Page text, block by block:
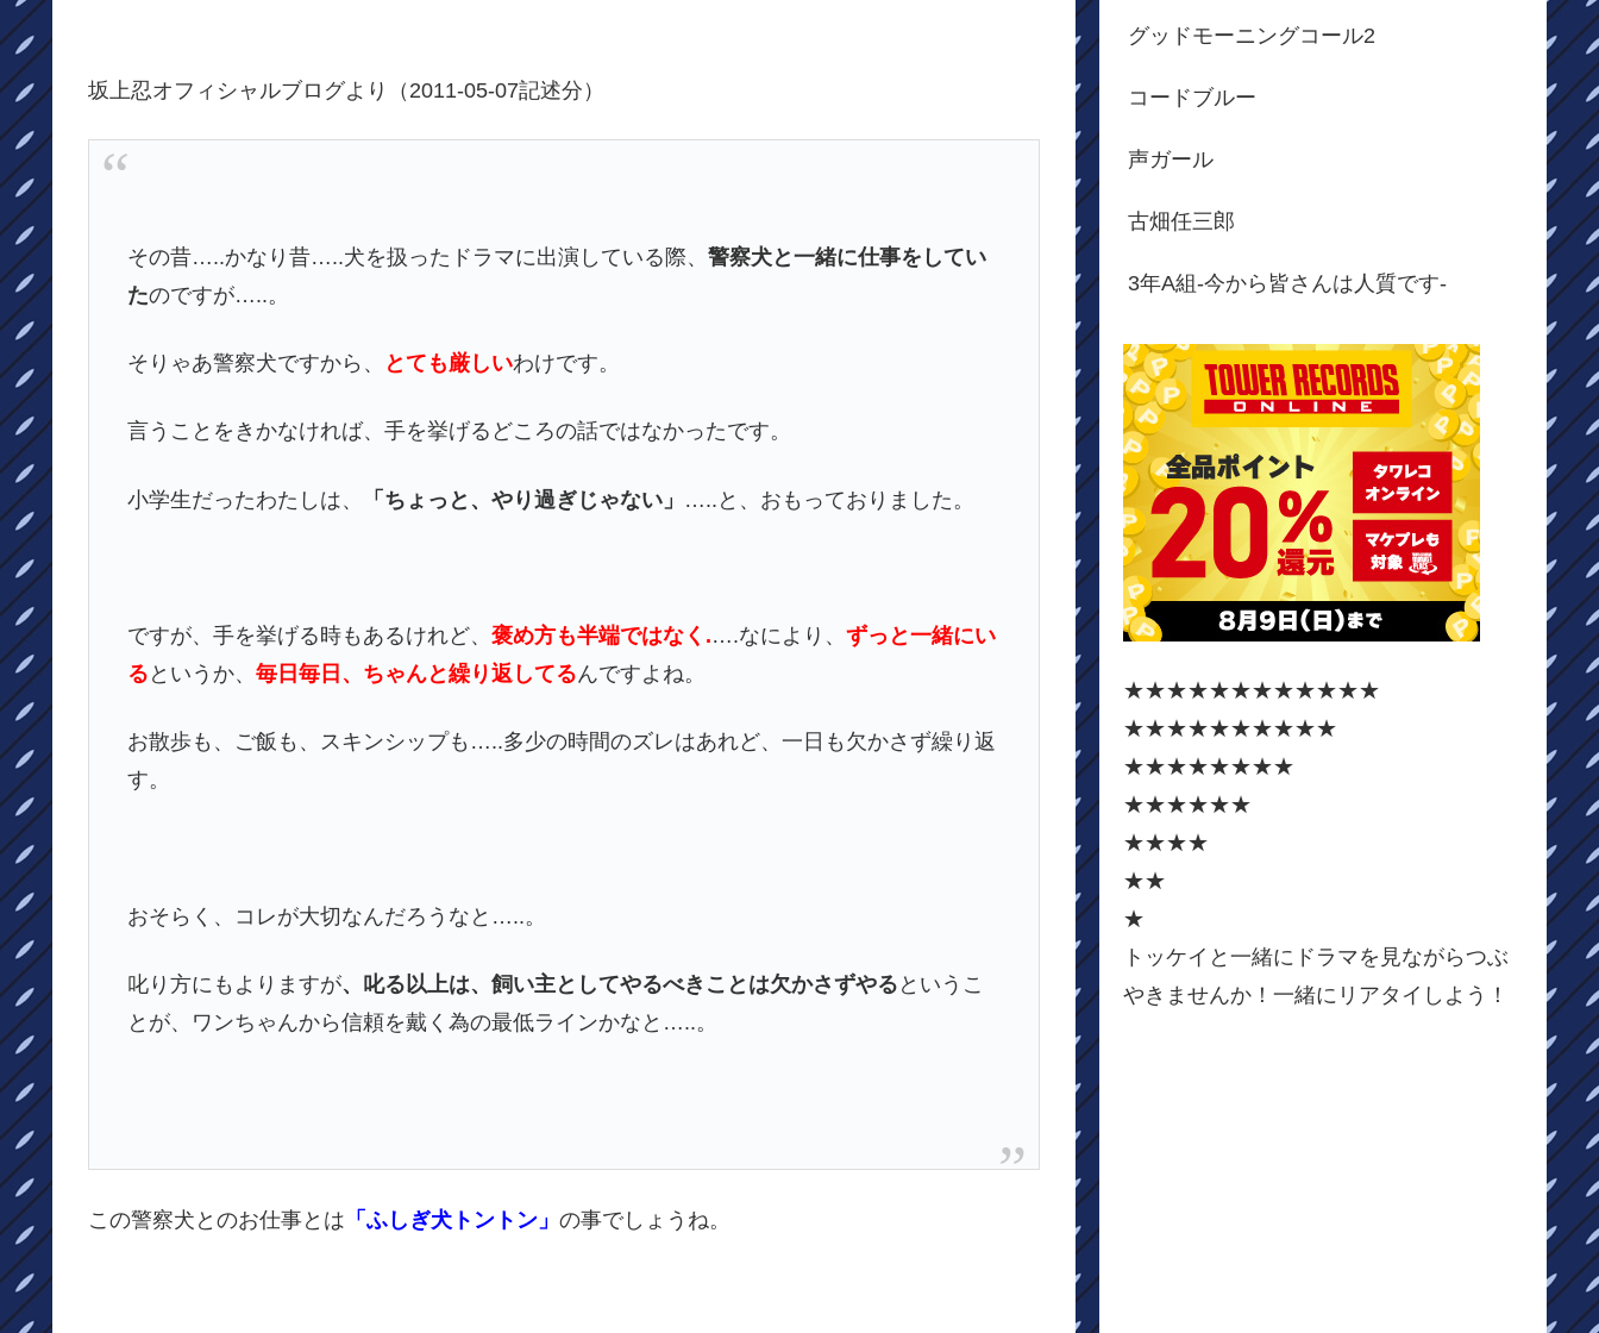
坂上忍オフィシャルブログより（2011-05-07記述分）
その昔…..かなり昔…..犬を扱ったドラマに出演している際、警察犬と一緒に仕事をしてい
たのですが…..。
そりゃあ警察犬ですから、 とても厳しいわけです。
言うことをきかなければ、手を挙げるどころの話ではなかったです。
小学生だったわたしは、 「ちょっと、やり過ぎじゃない」 …..と、おもっておりました。
ですが、手を挙げる時もあるけれど、褒め方も半端ではなく.….なにより、ずっと一緒にい
る というか、毎日毎日、ちゃんと繰り返してるんですよね。
お散歩も、ご飯も、スキンシップも…..多少の時間のズレはあれど、一日も欠かさず繰り返
す。
おそらく、コレが大切なんだろうなと…..。
叱り方にもよりますが、叱る以上は、飼い主としてやるべきことは欠かさずやる というこ
とが、ワンちゃんから信頼を戴く為の最低ラインかなと…..。
この警察犬とのお仕事とは 「ふしぎ犬トントン」 の事でしょうね。
グッドモーニングコール2
コードブルー
声ガール
古畑任三郎
3年A組-今から皆さんは人質です-
★★★★★★★★★★★★
★★★★★★★★★★
★★★★★★★★
★★★★★★
★★★★
★★
★
トッケイと一緒にドラマを見ながらつぶ
やきませんか！一緒にリアタイしよう！